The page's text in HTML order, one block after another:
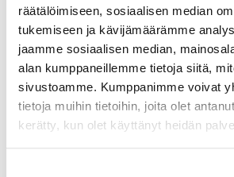
räätälöimiseen, sosiaalisen median
tukemiseen ja kävijämäärämme
jaamme sosiaalisen median,
alan kumppaneillemme tietoja siitä,
sivustoamme. Kumppanimme voivat
tietoja muihin tietoihin, joita olet
kerätty, kun olet käyttänyt heidän